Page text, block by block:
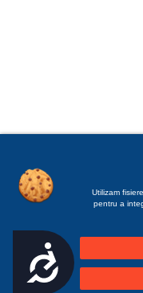
Utilizam
pentru a